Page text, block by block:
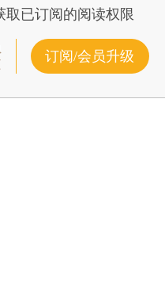
已订阅的阅读权限
订阅/会员升级